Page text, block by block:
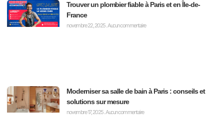
Trouver un plombier fiable à Paris et en Île-de-
France
novembre 22, 2025Aucun commentaire
Moderniser sa salle de bain à Paris : conseils et
solutions sur mesure
novembre 17, 2025Aucun commentaire